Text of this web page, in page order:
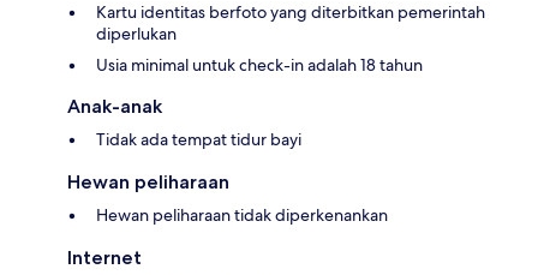
Kartu identitas berfoto yang diterbitkan pemerintah
diperlukan
Usia minimal untuk check-in adalah 18 tahun
Anak-anak
Tidak ada tempat tidur bayi
Hewan peliharaan
Hewan peliharaan tidak diperkenankan
Internet